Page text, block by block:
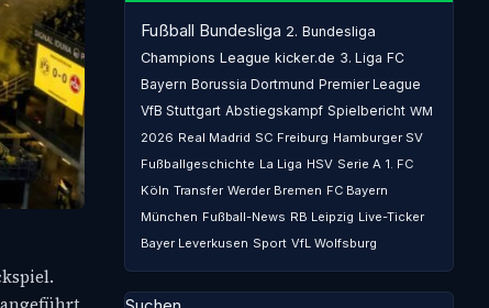
Fußball Bundesliga 2. Bundesliga
Champions League kicker.de 3. Liga FC
Bayern Borussia Dortmund Premier League
VfB Stuttgart Abstiegskampf Spielbericht WM
2026 Real Madrid SC Freiburg Hamburger SV
Fußballgeschichte La Liga HSV Serie A 1. FC
Köln Transfer Werder Bremen FC Bayern
München Fußball-News RB Leipzig Live-Ticker
Bayer Leverkusen Sport VfL Wolfsburg